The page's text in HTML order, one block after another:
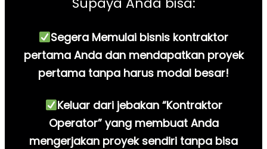
Segera Memulai bisnis kontraktor
pertama Anda dan mendapatkan proyek
pertama tanpa harus modal besar!
Keluar dari jebakan “Kontraktor
Operator” yang membuat Anda
mengerjakan proyek sendiri tanpa bisa